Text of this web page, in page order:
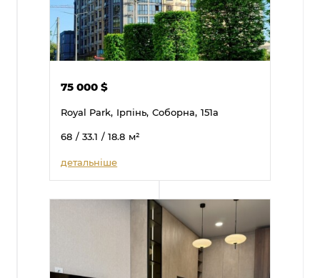
75 000$
Royal Park, Ірпінь, Соборна, 151а
68 / 33.1 / 18.8 м²
детальніше